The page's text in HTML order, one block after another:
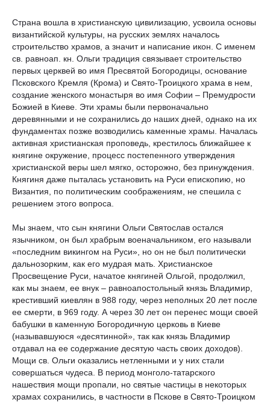
Страна вошла в христианскую цивилизацию, усвоила основы
византийской культуры, на русских землях началось
строительство храмов, а значит и написание икон. С именем
св. равноап. кн. Ольги традиция связывает строительство
первых церквей во имя Пресвятой Богородицы, основание
Псковского Кремля (Крома) и Свято-Троицкого храма в нем,
создание женского монастыря во имя Софии – Премудрости
Божией в Киеве. Эти храмы были первоначально
деревянными и не сохранились до наших дней, однако на их
фундаментах позже возводились каменные храмы. Началась
активная христианская проповедь, крестилось ближайшее к
княгине окружение, процесс постепенного утверждения
христианской веры шел мягко, осторожно, без принуждения.
Княгиня даже пыталась установить на Руси епископию, но
Византия, по политическим соображениям, не спешила с
решением этого вопроса.
Мы знаем, что сын княгини Ольги Святослав остался
язычником, он был храбрым военачальником, его называли
«последним викингом на Руси», но он не был политически
дальнозорким, как его мудрая мать. Христианское
Просвещение Руси, начатое княгиней Ольгой, продолжил,
как мы знаем, ее внук – равноапостольный князь Владимир,
крестивший киевлян в 988 году, через неполных 20 лет после
ее смерти, в 969 году. А через 30 лет он перенес мощи своей
бабушки в каменную Богородичную церковь в Киеве
(называвшуюся «десятинной», так как князь Владимир
отдавал на ее содержание десятую часть своих доходов).
Мощи св. Ольги оказались нетленными и у них стали
совершаться чудеса. В период монголо-татарского
нашествия мощи пропали, но святые частицы в некоторых
храмах сохранились, в частности в Пскове в Свято-Троицком